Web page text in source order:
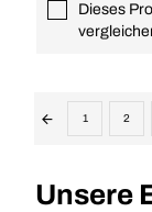
Dieses
1 2
Unsere